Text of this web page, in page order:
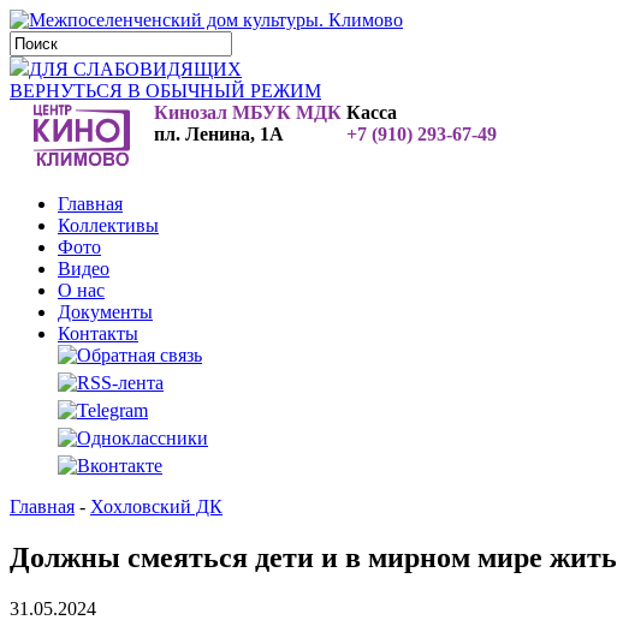
ДЛЯ СЛАБОВИДЯЩИХ
ВЕРНУТЬСЯ В ОБЫЧНЫЙ РЕЖИМ
Кинозал МБУК МДК
пл. Ленина, 1А
Касса
+7 (910) 293-67-49
Главная
Коллективы
Фото
Видео
О нас
Документы
Контакты
Главная - Хохловский ДК
Должны смеяться дети и в мирном мире жить
31.05.2024